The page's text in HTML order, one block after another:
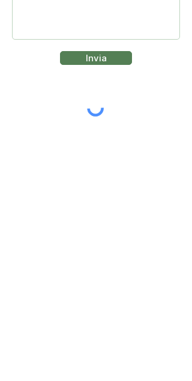
Invia